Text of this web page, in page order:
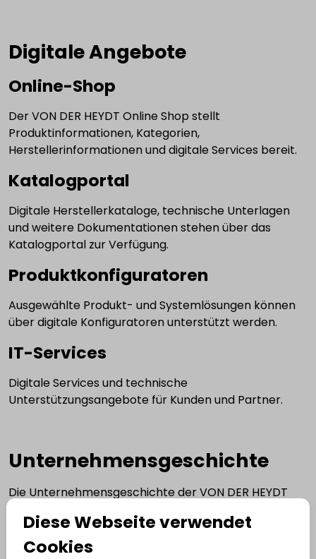
Digitale Angebote
Online-Shop
Der VON DER HEYDT Online Shop stellt
Produktinformationen, Kategorien,
Herstellerinformationen und digitale Services bereit.
Katalogportal
Digitale Herstellerkataloge, technische Unterlagen
und weitere Dokumentationen stehen über das
Katalogportal zur Verfügung.
Produktkonfiguratoren
Ausgewählte Produkt- und Systemlösungen können
über digitale Konfiguratoren unterstützt werden.
IT-Services
Digitale Services und technische
Unterstützungsangebote für Kunden und Partner.
Unternehmensgeschichte
Die Unternehmensgeschichte der VON DER HEYDT
Unternehmen entwickelte sich über mehrere
Generationen zu einem regional bedeutenden
Diese Webseite verwendet
Cookies